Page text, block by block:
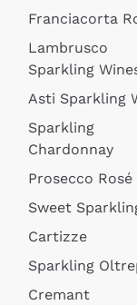
Franciacorta
Lambrusco
Sparkling
Asti Sparkling
Sparkling
Chardonnay
Prosecco Rosé
Sweet
Cartizze
Sparkling
Cremant